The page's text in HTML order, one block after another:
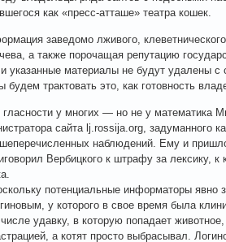
как «пресс-атташе» театра кошек.
заведомо лживого,
а также порочащая репутацию
указанные материалы не будут удалены с
трактовать это, как готовность
у многих — но не у математика
сайта lj.rossija.org, задуманного
наблюдений. Ему и
Вербицкого к штрафу за лексику, к
потенциальные информаторы
у которого в свое время была
удавку, в которую попадает
а котят просто выбрасывал.